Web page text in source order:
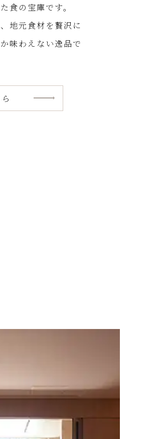
食の宝庫です。
地元食材を贅沢に
味わえない逸品で